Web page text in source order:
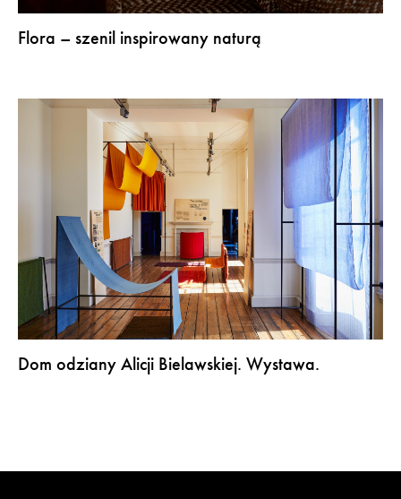
Flora – szenil inspirowany naturą
Dom odziany Alicji Bielawskiej. Wystawa.